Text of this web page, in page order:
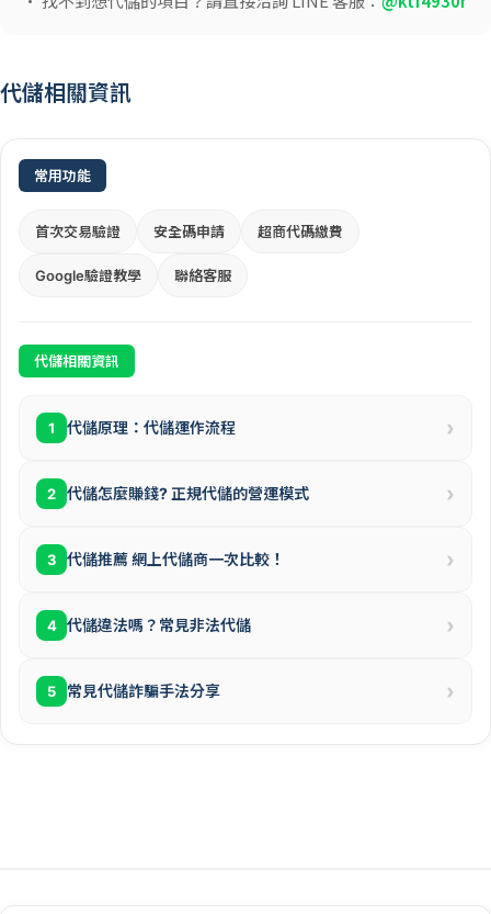
代儲相關資訊
常用功能
首次交易驗證 安全碼申請 超商代碼繳費
Google驗證教學 聯絡客服
代儲相關資訊
1 代儲原理：代儲運作流程 ›
2 代儲怎麼賺錢? 正規代儲的營運模式 ›
3 代儲推薦 網上代儲商一次比較！ ›
4 代儲違法嗎？常見非法代儲 ›
5 常見代儲詐騙手法分享 ›